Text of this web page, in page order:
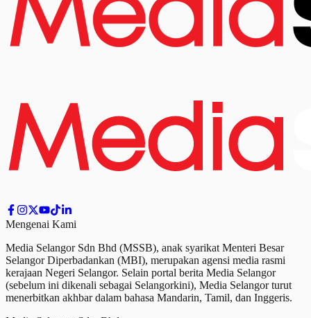
Mengenai Kami
Media Selangor Sdn Bhd (MSSB), anak syarikat Menteri Besar
Selangor Diperbadankan (MBI), merupakan agensi media rasmi
kerajaan Negeri Selangor. Selain portal berita Media Selangor
(sebelum ini dikenali sebagai Selangorkini), Media Selangor turut
menerbitkan akhbar dalam bahasa Mandarin, Tamil, dan Inggeris.